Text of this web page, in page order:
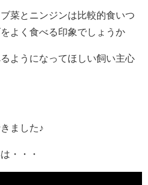
菜とニンジンは比較的食いつ
よく食べる印象でしょうか
ようになってほしい飼い主心
ました♪
・・・